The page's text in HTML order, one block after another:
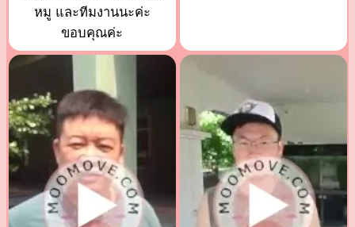
หมู และทีมงานนะค่ะ
ขอบคุณค่ะ